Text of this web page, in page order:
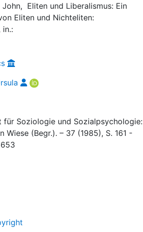
Eliten und Liberalismus: Ein
Eliten und Nichteliten:
in.:
für Soziologie und Sozialpsychologie:
Wiese (Begr.). – 37 (1985), S. 161 -